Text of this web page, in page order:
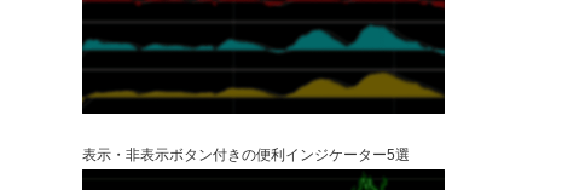
表示・非表示ボタン付きの便利インジケーター5選